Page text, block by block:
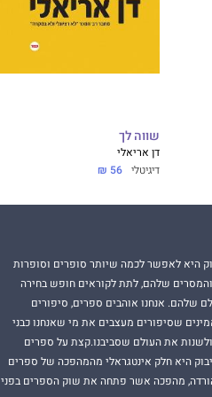
שווה לך
דן אריאלי
דיגיטלי 56 ₪
היא לאפשר לכמה שיותר סופרים וסופרות
שלהם, לתת לקוראים חופש בחירה
שלהם. אנחנו אוהבים ספרים, סיפורים
שסיפורים מעצבים את מי שאנחנו כבני
את העולם שסביבנו.קצת על ספרים
היא חלק אינטגראלי מהמהפכה של ספרים
מהפכה אשר פתחה את שוק הספרים בפני